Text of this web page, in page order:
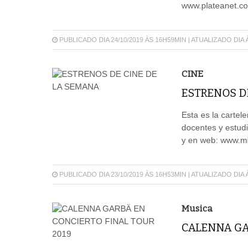
PUBLICADO DIA 24/10/2019 ÀS 16H59MIN | ATUALIZADO DIA
CINE
ESTRENOS
Esta es la
docentes y
y en web:
PUBLICADO DIA 23/10/2019 ÀS 16H53MIN | ATUALIZADO DIA
Musica
CALENNA